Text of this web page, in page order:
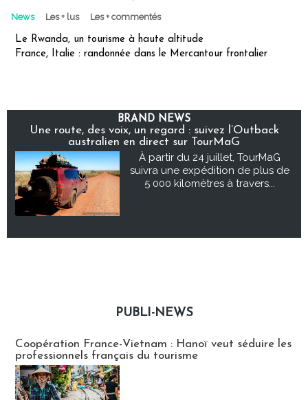
News Les + lus Les + commentés
Le Rwanda, un tourisme à haute altitude
France, Italie : randonnée dans le Mercantour frontalier
BRAND NEWS
Une route, des voix, un regard : suivez l’Outback
australien en direct sur TourMaG
À partir du 24 juillet, TourMaG
suivra une expédition de plus de
5 000 kilomètres à travers...
PUBLI-NEWS
Coopération France-Vietnam : Hanoï veut séduire les
professionnels français du tourisme